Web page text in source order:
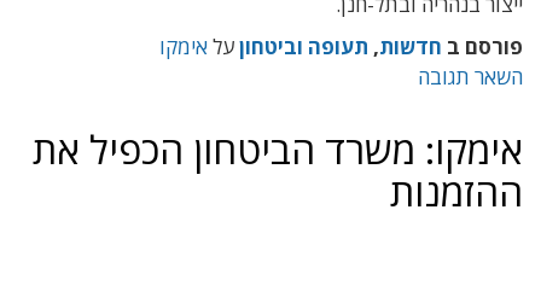
פורסם ב חדשות, תעופה וביטחוןעלאימקו
השאר תגובה
אימקו: משרד הביטחון הכפיל את
ההזמנות